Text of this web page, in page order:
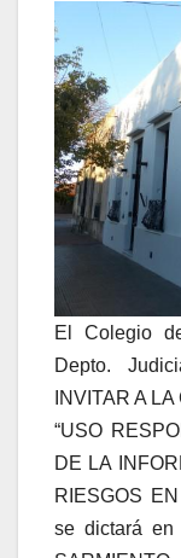
El Colegio
Depto.
INVITAR A
“USO
DE LA
RIESGOS
se dictará